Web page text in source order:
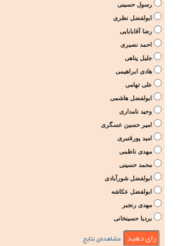
رسول حسینی
ابولفضل نظری
رضا آقابابایی
احمد نصیری
جلیل پناهی
هادی ابراهیمی
علی تهامی
ابولفضل هاشمی
وحید نامداری
امیر حسین عسگری
امید پورقنبری
مهدی ناظمی
محمد حسینی
ابولفضل شورآبادی
ابولفضل عکاشه
مهدی رنجبر
بردیا حسینخانی
مشاهده‌ی نتایج